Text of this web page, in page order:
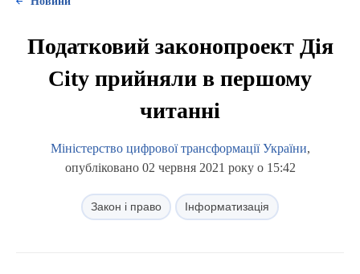
Податковий законопроект Дія
City прийняли в першому
читанні
Міністерство цифрової трансформації України,
опубліковано 02 червня 2021 року о 15:42
Закон і право Інформатизація